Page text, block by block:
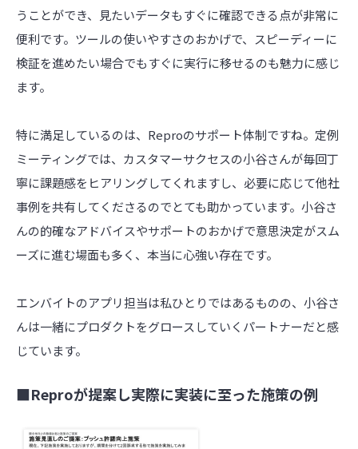
うことができ、見たいデータもすぐに確認できる点が非常に
便利です。ツールの使いやすさのおかげで、スピーディーに
検証を進めたい場合でもすぐに実行に移せるのも魅力に感じ
ます。
特に満足しているのは、Reproのサポート体制ですね。定例
ミーティングでは、カスタマーサクセスの小谷さんが毎回丁
寧に課題感をヒアリングしてくれますし、必要に応じて他社
事例を共有してくださるのでとても助かっています。小谷さ
んの的確なアドバイスやサポートのおかげで意思決定がスム
ーズに進む場面も多く、本当に心強い存在です。
エンバイトのアプリ担当は私ひとりではあるものの、小谷さ
んは一緒にプロダクトをグロースしていくパートナーだと感
じています。
■Reproが提案し実際に実装に至った施策の例